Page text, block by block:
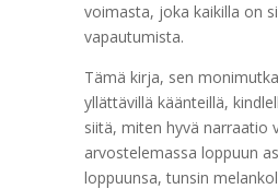
voimasta, joka kaikilla on
vapautumista.
Tämä kirja, sen
yllättävillä käänteillä,
siitä, miten hyvä narraatio
arvostelemassa loppuun
loppuunsa, tunsin